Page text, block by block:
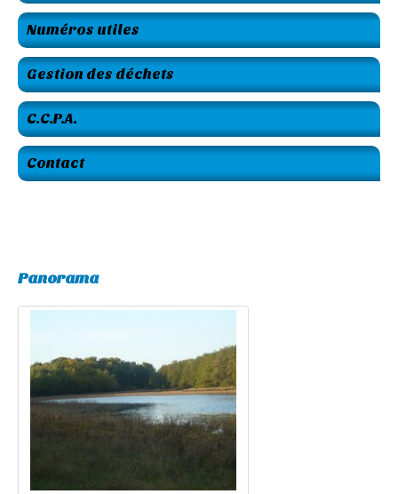
Numéros utiles
Gestion des déchets
C.C.P.A.
Contact
Panorama